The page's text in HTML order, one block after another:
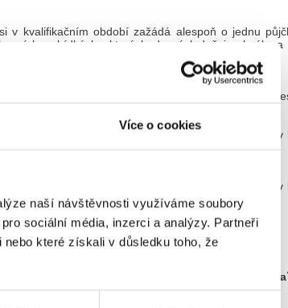
Více o cookies
naší návštěvnosti využíváme soubory
sociální média, inzerci a analýzy. Partneři
které získali v důsledku toho, že
si v kvalifikačním období zažádá alespoň o jednu
nabídkách., která bude následně i
do soutěže
období. Pořadatel se zavazuje provést slosování
a.s.
se stane klient, který si s využitím
a.s.
se stane klient, který si s využitím
a tímto zvýší šanci na výhru.
uvedl při registraci na stránkách společnosti